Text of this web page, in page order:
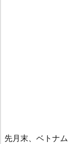
先月末、ベトナ